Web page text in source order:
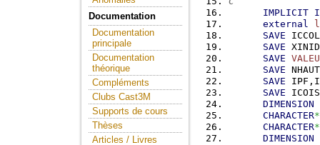
Documentation
Documentation
principale
Documentation
théorique
Compléments
Clubs Cast3M
Supports de cours
Thèses
Articles / Livres
IMPLICIT
external
SAVE
SAVE
SAVE
SAVE
SAVE
SAVE
DIMENSION
CHARACTER*
CHARACTER*
DIMENSION